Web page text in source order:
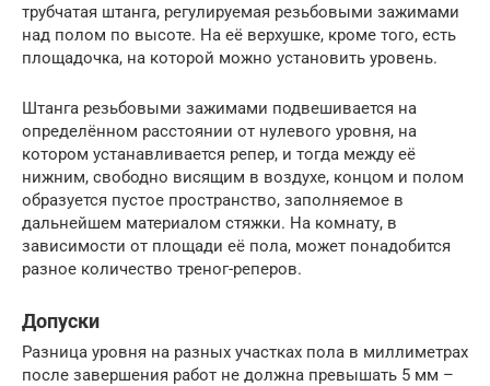
трубчатая штанга, регулируемая резьбовыми зажимами
над полом по высоте. На её верхушке, кроме того, есть
площадочка, на которой можно установить уровень.
Штанга резьбовыми зажимами подвешивается на
определённом расстоянии от нулевого уровня, на
котором устанавливается репер, и тогда между её
нижним, свободно висящим в воздухе, концом и полом
образуется пустое пространство, заполняемое в
дальнейшем материалом стяжки. На комнату, в
зависимости от площади её пола, может понадобится
разное количество треног-реперов.
Допуски
Разница уровня на разных участках пола в миллиметрах
после завершения работ не должна превышать 5 мм –